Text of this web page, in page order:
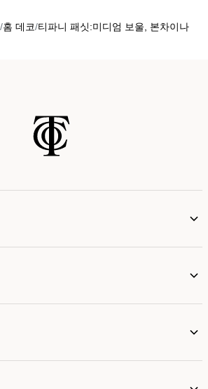
홈 데코 티파니 패싯:미디엄 보울, 본차이나